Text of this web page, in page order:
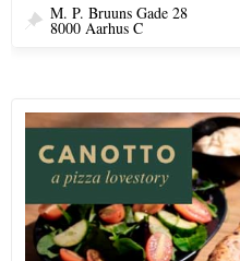
M. P. Bruuns Gade 28
8000 Aarhus C